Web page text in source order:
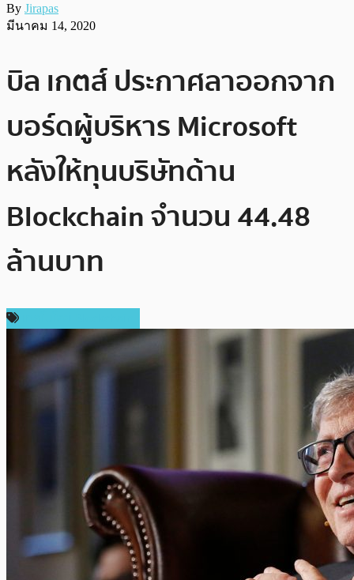
By Jirapas
มีนาคม 14, 2020
บิล เกตส์ ประกาศลาออกจาก
บอร์ดผู้บริหาร Microsoft
หลังให้ทุนบริษัทด้าน
Blockchain จำนวน 44.48
ล้านบาท